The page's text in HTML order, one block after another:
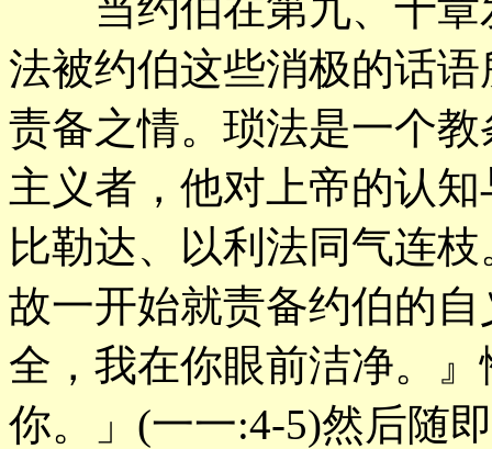
法被约伯这些消极的话
责备之情。琐法是一个
主义者，他对上帝的认
比勒达、以利法同气连
故一开始就责备约伯的
全，我在你眼前洁净。
你。」(一一:4-5)然后随